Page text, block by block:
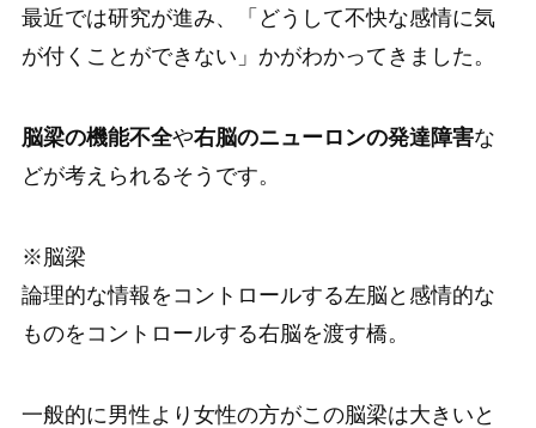
最近では研究が進み、「どうして不快な感情に気
が付くことができない」かがわかってきました。
脳梁の機能不全や右脳のニューロンの発達障害な
どが考えられるそうです。
※脳梁
論理的な情報をコントロールする左脳と感情的な
ものをコントロールする右脳を渡す橋。
一般的に男性より女性の方がこの脳梁は大きいと